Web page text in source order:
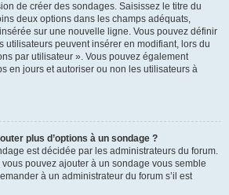
de créer des sondages. Saisissez le titre du
deux options dans les champs adéquats,
sur une nouvelle ligne. Vous pouvez définir
utilisateurs peuvent insérer en modifiant, lors du
par utilisateur ». Vous pouvez également
en jours et autoriser ou non les utilisateurs à
plus d’options à un sondage ?
est décidée par les administrateurs du forum.
pouvez ajouter à un sondage vous semble
à un administrateur du forum s’il est